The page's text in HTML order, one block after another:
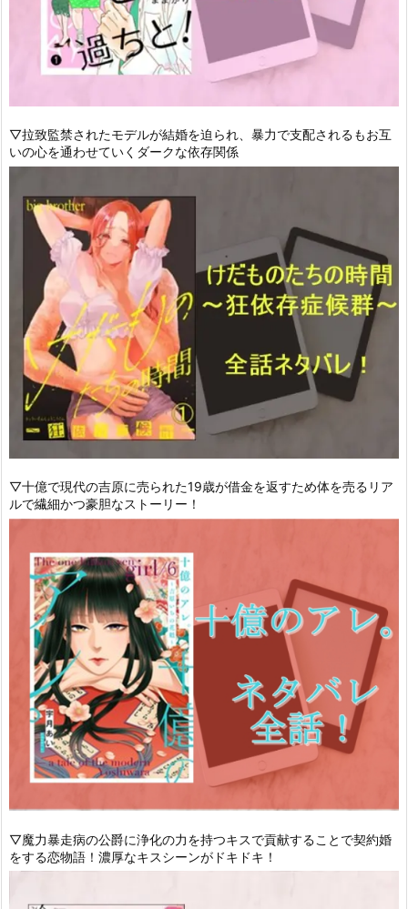
▽拉致監禁されたモデルが結婚を迫られ、暴力で支配されるもお互
いの心を通わせていくダークな依存関係
▽十億で現代の吉原に売られた19歳が借金を返すため体を売るリア
ルで繊細かつ豪胆なストーリー！
▽魔力暴走病の公爵に浄化の力を持つキスで貢献することで契約婚
をする恋物語！濃厚なキスシーンがドキドキ！